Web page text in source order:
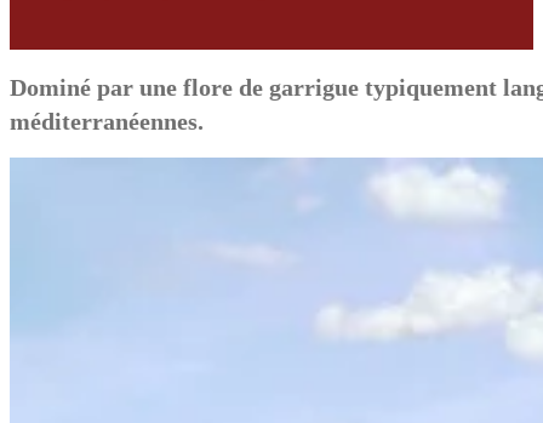
Dominé par une flore de garrigue typiquement
méditerranéennes.